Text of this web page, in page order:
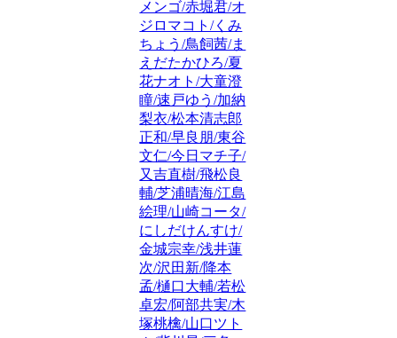
メンゴ/赤堀君/オ
ジロマコト/くみ
ちょう/鳥飼茜/ま
えだたかひろ/夏
花ナオト/大童澄
瞳/速戸ゆう/加納
梨衣/松本清志郎
正和/早良朋/東谷
文仁/今日マチ子/
又吉直樹/飛松良
輔/芝浦晴海/江島
絵理/山崎コータ/
にしだけんすけ/
金城宗幸/浅井蓮
次/沢田新/降本
孟/樋口大輔/若松
卓宏/阿部共実/木
塚桃檎/山口ツト